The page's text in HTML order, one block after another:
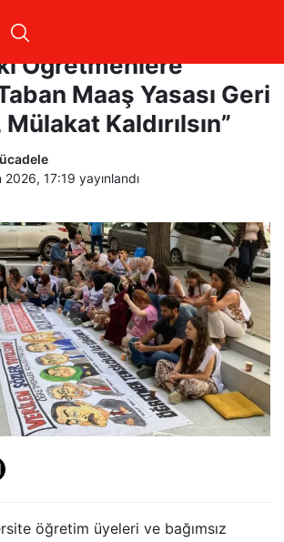
Açlık
Öğretmenlere
Maaş Yasası Geri
Kaldırılsın”
2026, 17:19 yayınlandı
öğretim üyeleri ve bağımsız